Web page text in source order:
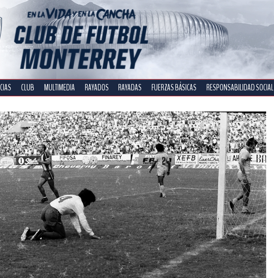
CLUB MULTIMEDIA RAYADOS RAYADAS FUERZAS BÁSICAS RESPONSABILIDAD SOCIAL